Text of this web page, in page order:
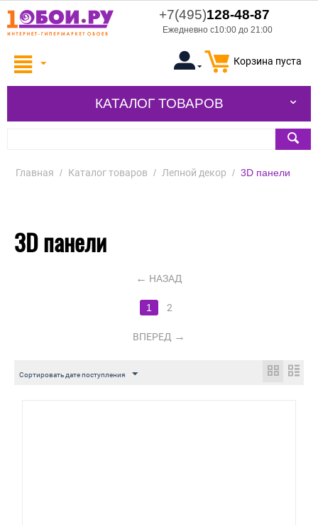
+7(495)128-48-87
Ежедневно с10:00 до 21:00
Корзина пуста
КАТАЛОГ ТОВАРОВ
Главная / Каталог товаров / Лепной декор / 3D панели
3D панели
НАЗАД
1 2
ВПЕРЕД
Сортировать дате поступления